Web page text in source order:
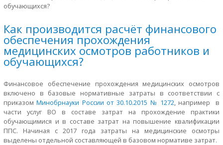
обучающихся?
Как производится расчёт финансового
обеспечения прохождения
медицинских осмотров работников и
обучающихся?
Финансовое обеспечение прохождения медицинских осмотров
включено в базовые нормативные затраты в соответствии с
приказомМинобрнауки России от 30.10.2015 № 1272 , например в
части услуг ВО в составе затрат на прохождение практики
обучающимися и в составе затрат на повышение квалификации
ППС. Начиная с 2017 года затраты на медицинские осмотры
выделены отдельной составляющей в базовом нормативе затрат.